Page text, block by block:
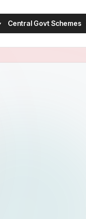
Central Govt Schemes